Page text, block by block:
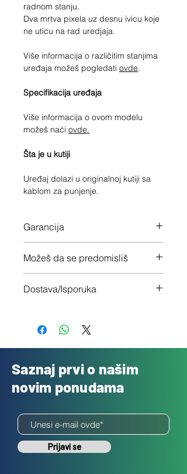
radnom stanju.
Dva mrtva pixela uz desnu ivicu koje
ne uticu na rad uredjaja.
Više informacija o različitim stanjima
uređaja možeš pogledati ovde.
Specifikacija uređaja
Više informacija o ovom modelu
možeš naći ovde.
Šta je u kutiji
Uređaj dolazi u originalnoj kutiji sa
kablom za punjenje.
Garancija
Možeš da se predomisliš
nisi zadovoljan
Dostava/Isporuka
Saznaj prvi o našim
novim ponudama
Prijavi se